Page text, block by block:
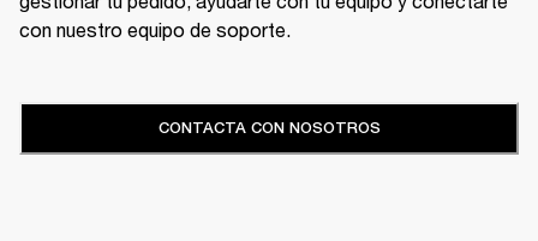
con nuestro equipo de soporte.
CONTACTA CON NOSOTROS